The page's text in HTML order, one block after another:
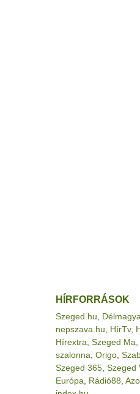
HÍRFORRÁSOK
Szeged.hu
nepszava.hu
HírTv,
Hírextra Szeged Ma
szalonna Origo
Szeged 365 Szeged
Európa
Rádió88